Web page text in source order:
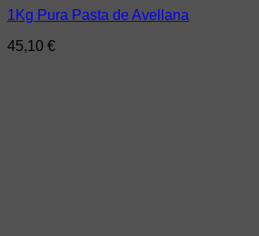
1Kg Pura Pasta de Avellana
45,10 €